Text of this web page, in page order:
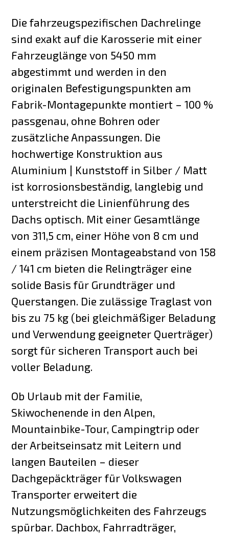
Die fahrzeugspezifischen Dachrelinge
sind exakt auf die Karosserie mit einer
Fahrzeuglänge von 5450 mm
abgestimmt und werden in den
originalen Befestigungspunkten am
Fabrik-Montagepunkte montiert – 100 %
passgenau, ohne Bohren oder
zusätzliche Anpassungen. Die
hochwertige Konstruktion aus
Aluminium | Kunststoff in Silber / Matt
ist korrosionsbeständig, langlebig und
unterstreicht die Linienführung des
Dachs optisch. Mit einer Gesamtlänge
von 311,5 cm, einer Höhe von 8 cm und
einem präzisen Montageabstand von 158
/ 141 cm bieten die Relingträger eine
solide Basis für Grundträger und
Querstangen. Die zulässige Traglast von
bis zu 75 kg (bei gleichmäßiger Beladung
und Verwendung geeigneter Querträger)
sorgt für sicheren Transport auch bei
voller Beladung.
Ob Urlaub mit der Familie,
Skiwochenende in den Alpen,
Mountainbike-Tour, Campingtrip oder
der Arbeitseinsatz mit Leitern und
langen Bauteilen – dieser
Dachgepäckträger für Volkswagen
Transporter erweitert die
Nutzungsmöglichkeiten des Fahrzeugs
spürbar. Dachbox, Fahrradträger,